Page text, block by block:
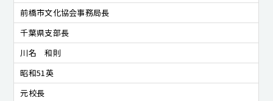
前橋市文化協会事務局長
千葉県支部長
川名 和則
昭和51英
元校長